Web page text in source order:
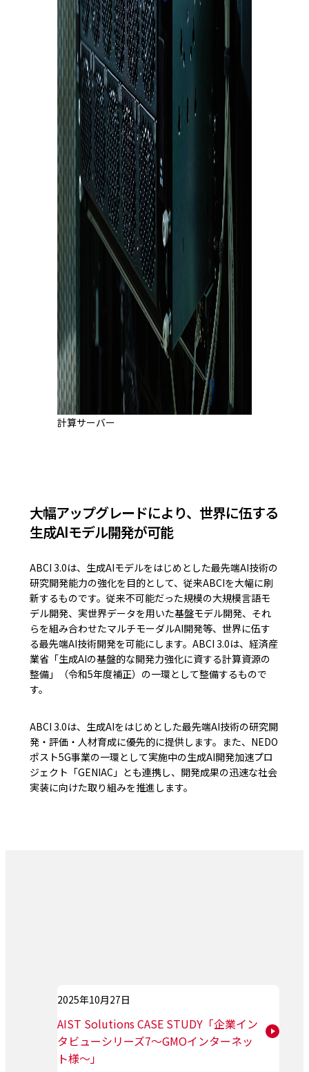
計算サーバー
大幅アップグレードにより、世界に伍する
生成AIモデル開発が可能
ABCI 3.0は、生成AIモデルをはじめとした最先端AI技術の
研究開発能力の強化を目的として、従来ABCIを大幅に刷
新するものです。従来不可能だった規模の⼤規模⾔語モ
デル開発、実世界データを⽤いた基盤モデル開発、それ
らを組み合わせたマルチモーダルAI開発等、世界に伍す
る最先端AI技術開発を可能にします。ABCI 3.0は、経済産
業省「生成AIの基盤的な開発力強化に資する計算資源の
整備」（令和5年度補正）の一環として整備するもので
す。
ABCI 3.0は、生成AIをはじめとした最先端AI技術の研究開
発・評価・人材育成に優先的に提供します。また、NEDO
ポスト5G事業の一環として実施中の生成AI開発加速プロ
ジェクト「GENIAC」とも連携し、開発成果の迅速な社会
実装に向けた取り組みを推進します。
2025年10月27日
AIST Solutions CASE STUDY「企業イン
タビューシリーズ7～GMOインターネッ
ト様～」